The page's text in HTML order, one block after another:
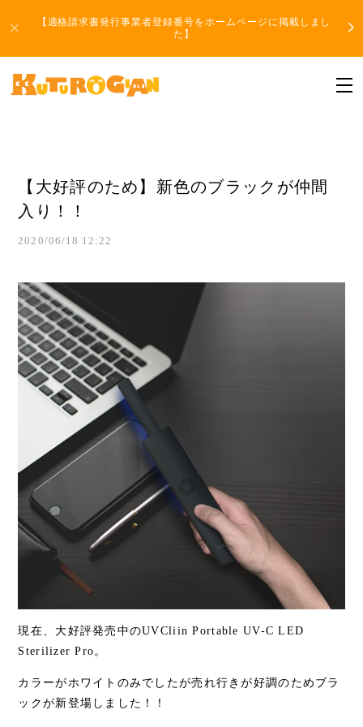
【適格請求書発行事業者登録番号をホームページに掲載しまし
た】
【大好評のため】新色のブラックが仲間
入り！！
2020/06/18 12:22
現在、大好評発売中のUVCliin Portable UV-C LED
Sterilizer Pro。
カラーがホワイトのみでしたが売れ行きが好調のためブラ
ックが新登場しました！！